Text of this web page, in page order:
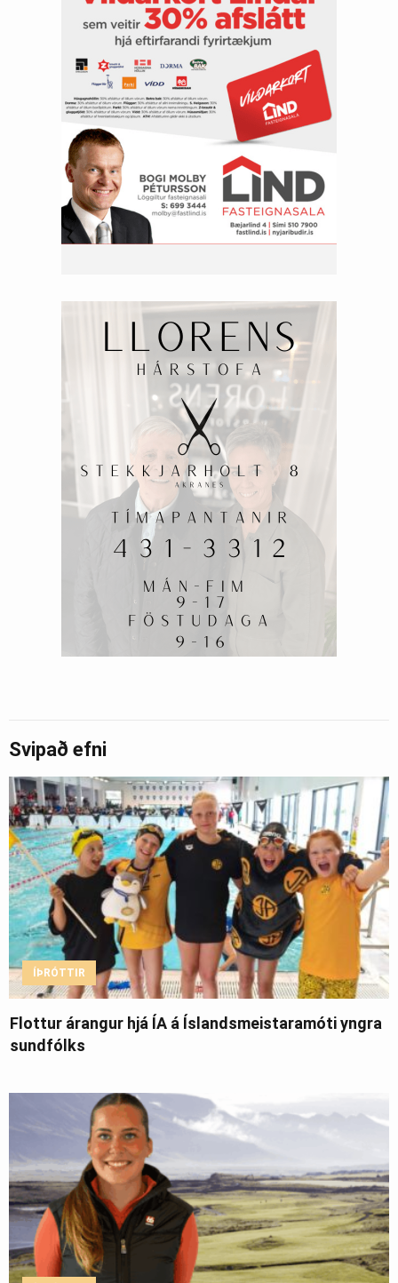
Svipað efni
ÍÞRÓTTIR
Flottur árangur hjá ÍA á Íslandsmeistaramóti yngra
sundfólks